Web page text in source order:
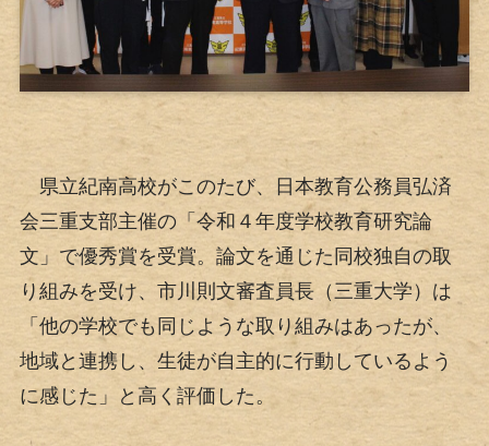
県立紀南高校がこのたび、日本教育公務員弘済
会三重支部主催の「令和４年度学校教育研究論
文」で優秀賞を受賞。論文を通じた同校独自の取
り組みを受け、市川則文審査員長（三重大学）は
「他の学校でも同じような取り組みはあったが、
地域と連携し、生徒が自主的に行動しているよう
に感じた」と高く評価した。